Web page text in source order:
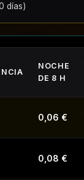
días)
NOCHE
DE 8 H
0,06 €
0,08 €